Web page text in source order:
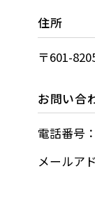
住所
〒601-
お問い合
電話番号
メールア